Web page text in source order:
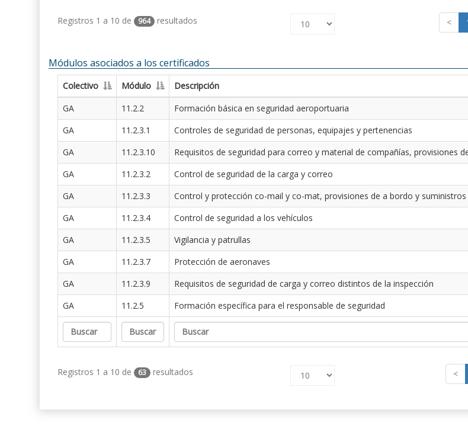
Registros 1 a 10 de 964 resultados <
Módulos asociados a los certificados
Colectivo Módulo
Descripción
GA
11.2.2
Formación básica en seguridad aeroportuaria
GA
11.2.3.1
Controles de seguridad de personas, equipajes y pertenencias
GA
11.2.3.10
Requisitos de seguridad para correo y material de compañías, provisiones
GA
11.2.3.2
Control de seguridad de la carga y correo
GA
11.2.3.3
Control y protección co-mail y co-mat, provisiones de a bordo y
GA
11.2.3.4
Control de seguridad a los vehículos
GA
11.2.3.5
Vigilancia y patrullas
GA
11.2.3.7
Protección de aeronaves
GA
11.2.3.9
Requisitos de seguridad de carga y correo distintos de la inspección
GA
11.2.5 Formación específica para el responsable de seguridad
Registros 1 a 10 de 63 resultados <